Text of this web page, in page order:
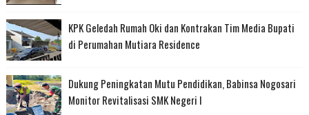
KPK Geledah Rumah Oki dan Kontrakan Tim Media Bupati
di Perumahan Mutiara Residence
Dukung Peningkatan Mutu Pendidikan, Babinsa Nogosari
Monitor Revitalisasi SMK Negeri I